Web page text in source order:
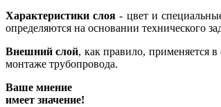
Характеристики слоя - цвет и
определяются на основании технического
Внешний слой, как правило, применяется
монтаже трубопровода.
Ваше мнение
имеет значение!